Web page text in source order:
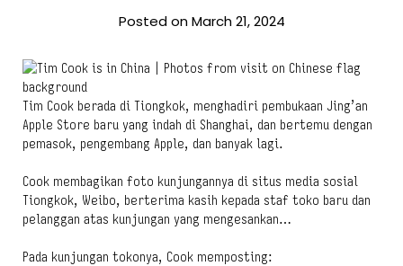
Posted on March 21, 2024
Tim Cook berada di Tiongkok, menghadiri pembukaan Jing’an
Apple Store baru yang indah di Shanghai, dan bertemu dengan
pemasok, pengembang Apple, dan banyak lagi.
Cook membagikan foto kunjungannya di situs media sosial
Tiongkok, Weibo, berterima kasih kepada staf toko baru dan
pelanggan atas kunjungan yang mengesankan…
Pada kunjungan tokonya, Cook memposting: